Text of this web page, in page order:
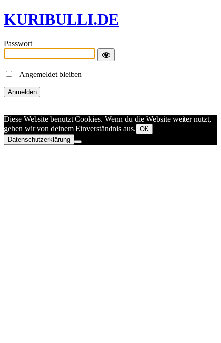
KURIBULLI.DE
Passwort
Angemeldet bleiben
Diese Website benutzt Cookies. Wenn du die Website weiter nutzt,
gehen wir von deinem Einverständnis aus. OK
Datenschutzerklärung